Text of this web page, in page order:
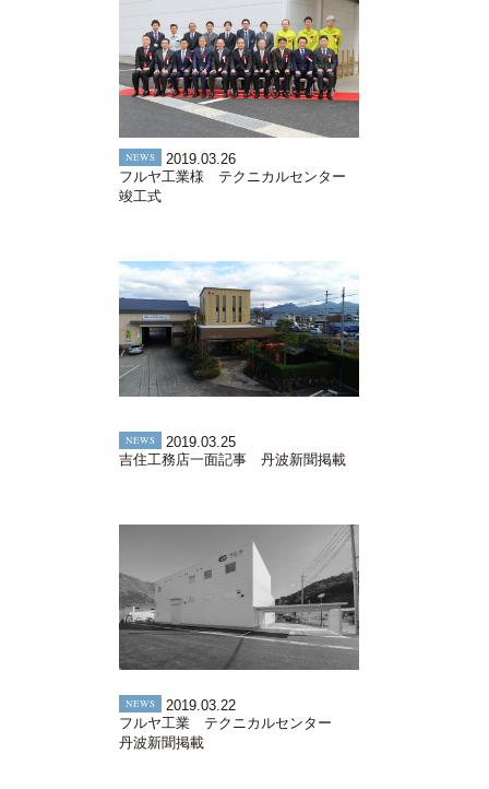
NEWS
2019.03.26
フルヤ工業様 テクニカルセンター
竣工式
NEWS
2019.03.25
吉住工務店一面記事 丹波新聞掲載
NEWS
2019.03.22
フルヤ工業 テクニカルセンター
丹波新聞掲載